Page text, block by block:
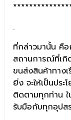
.
ที่กล่าวมานั้น คือ
สถานการณ์ที่เกิ
ขนส่งสินค้าทาง
ยิ่ง จะให้เป็นปร
ติดตามทุกท่าน ใ
รับมือกับทุกอุปส